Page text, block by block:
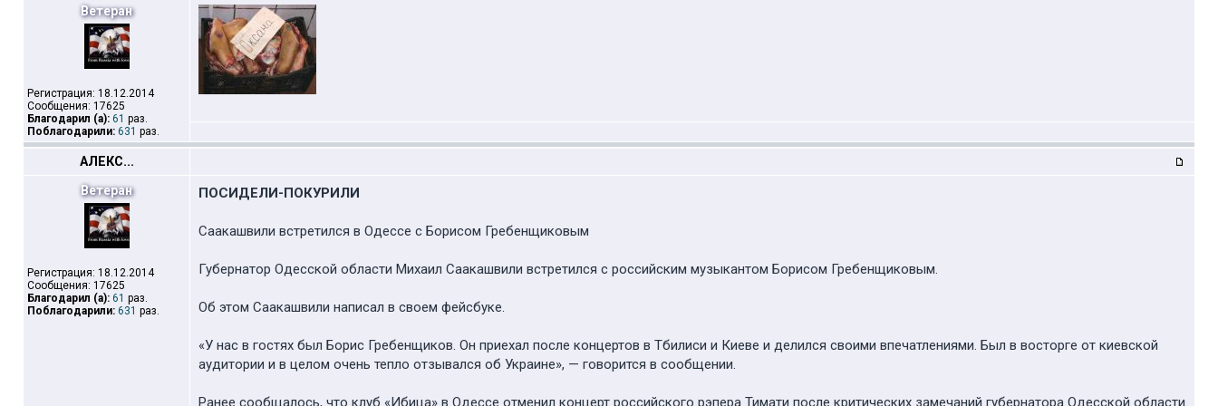
Ветеран
Регистрация: 18.12.2014
Сообщения: 17625
Благодарил (а): 61 раз.
Поблагодарили: 631 раз.
АЛЕКС...
Ветеран
Регистрация: 18.12.2014
Сообщения: 17625
Благодарил (а): 61 раз.
Поблагодарили: 631 раз.
ПОСИДЕЛИ-ПОКУРИЛИ
Саакашвили встретился в Одессе с Борисом Гребенщиковым
Губернатор Одесской области Михаил Саакашвили встретился с российским музыкантом Борисом Гребенщиковым.
Об этом Саакашвили написал в своем фейсбуке.
«У нас в гостях был Борис Гребенщиков. Он приехал после концертов в Тбилиси и Киеве и делился своими впечатлениями. Был в восторге от киевской
аудитории и в целом очень тепло отзывался об Украине», — говорится в сообщении.
Ранее сообщалось, что клуб «Ибица» в Одессе отменил концерт российского рэпера Тимати после критических замечаний губернатора Одесской области